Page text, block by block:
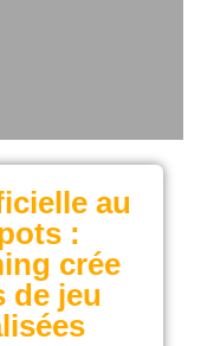
au
:
crée
de jeu